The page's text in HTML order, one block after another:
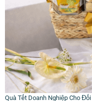
Quà Tết Doanh Nghiệp Cho